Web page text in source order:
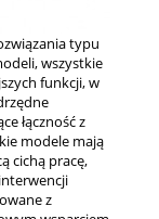
typu
wszystkie
funkcji, w
łączność z
modele mają
cichą pracę,
z